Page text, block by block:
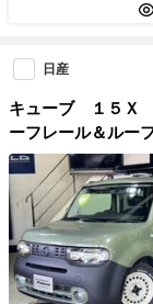
日産
キューブ １５Ｘ
ーフレール＆ルー
ＳＤナビ・ワンセ
ッシュスタート・